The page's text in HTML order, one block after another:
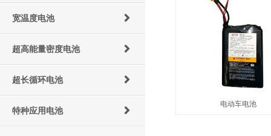
宽温度电池
超高能量密度电池
超长循环电池
特种应用电池
电动车电池